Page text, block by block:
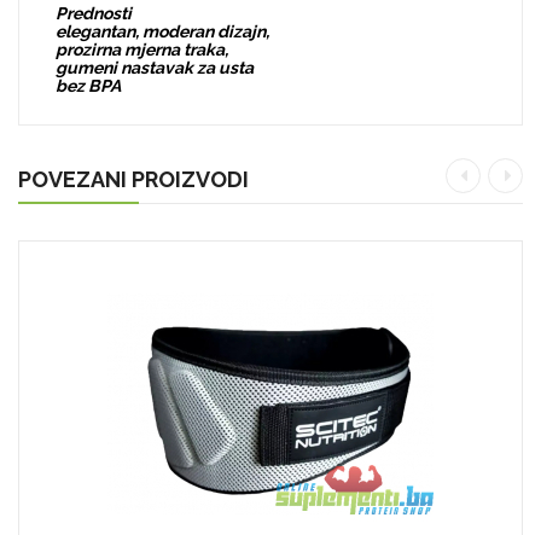
Prednosti
elegantan, moderan dizajn,
prozirna mjerna traka,
gumeni nastavak za usta
bez BPA
POVEZANI PROIZVODI